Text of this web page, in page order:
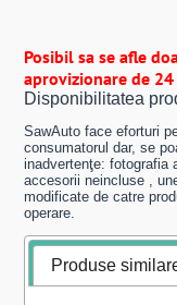
Posibil sa se afle
aprovizionare de
Disponibilitatea
SawAuto face eforturi
consumatorul dar, se
inadvertenţe: fotografia
accesorii neincluse ,
modificate de catre
operare.
Produse